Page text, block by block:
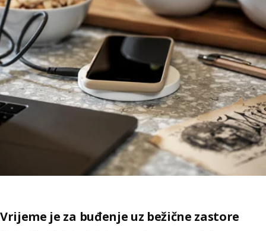
Vrijeme je za buđenje uz bežične zastore